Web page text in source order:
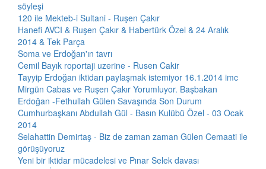
söyleşi
120 ile Mekteb-i Sultani - Ruşen Çakır
Hanefi AVCI & Ruşen Çakır & Habertürk Özel & 24 Aralık
2014 & Tek Parça
Soma ve Erdoğan'ın tavrı
Cemil Bayık roportaji uzerine - Rusen Cakir
Tayyip Erdoğan iktidarı paylaşmak istemiyor 16.1.2014 imc
Mirgün Cabas ve Ruşen Çakır Yorumluyor. Başbakan
Erdoğan -Fethullah Gülen Savaşında Son Durum
Cumhurbaşkanı Abdullah Gül - Basın Kulübü Özel - 03 Ocak
2014
Selahattin Demirtaş - Biz de zaman zaman Gülen Cemaati ile
görüşüyoruz
Yeni bir iktidar mücadelesi ve Pınar Selek davası